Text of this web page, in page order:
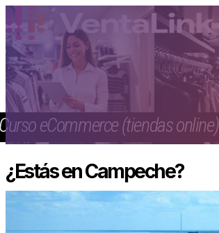
eCommerce (tiendas online)
¿Estás en Campeche?